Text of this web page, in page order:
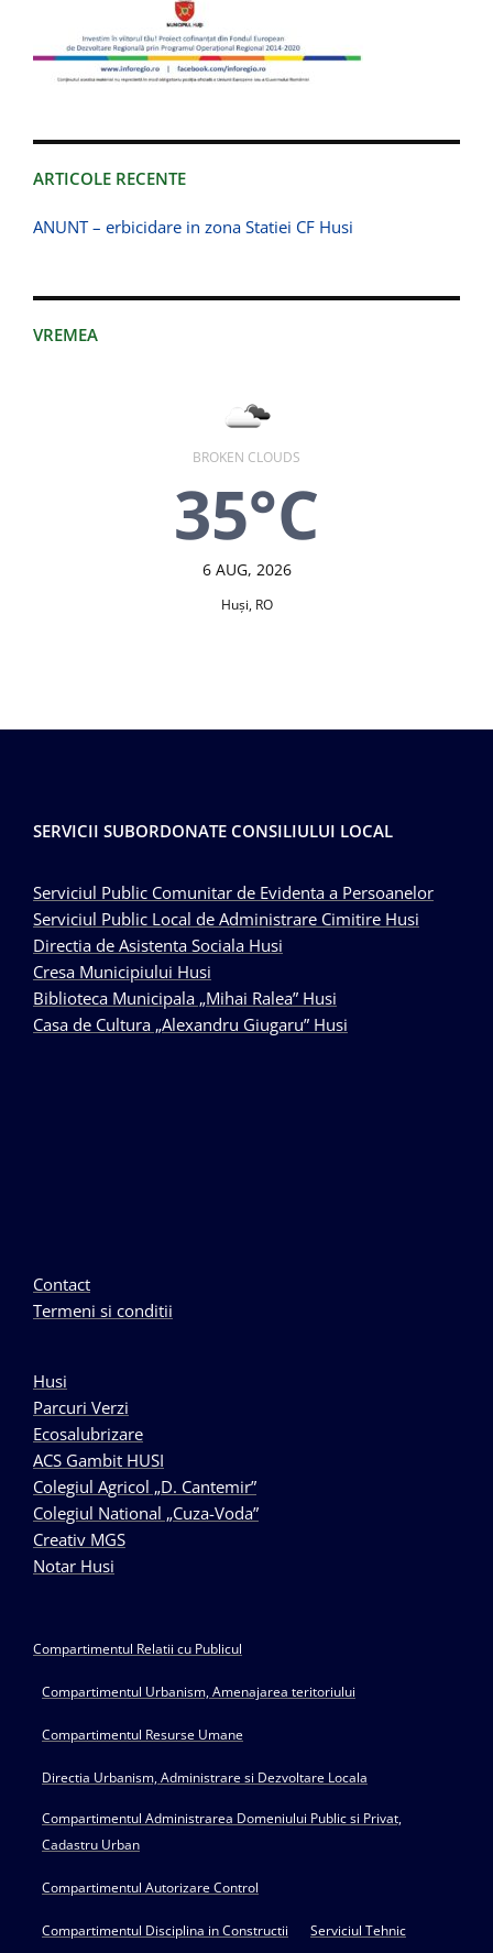
ARTICOLE RECENTE
ANUNT – erbicidare in zona Statiei CF Husi
VREMEA
BROKEN CLOUDS
35°C
6 AUG, 2026
Huşi, RO
SERVICII SUBORDONATE CONSILIULUI LOCAL
Serviciul Public Comunitar de Evidenta a Persoanelor
Serviciul Public Local de Administrare Cimitire Husi
Directia de Asistenta Sociala Husi
Cresa Municipiului Husi
Biblioteca Municipala „Mihai Ralea” Husi
Casa de Cultura „Alexandru Giugaru” Husi
Contact
Termeni si conditii
Husi
Parcuri Verzi
Ecosalubrizare
ACS Gambit HUSI
Colegiul Agricol „D. Cantemir”
Colegiul National „Cuza-Voda”
Creativ MGS
Notar Husi
Compartimentul Relatii cu Publicul
Compartimentul Urbanism, Amenajarea teritoriului
Compartimentul Resurse Umane
Directia Urbanism, Administrare si Dezvoltare Locala
Compartimentul Administrarea Domeniului Public si Privat,
Cadastru Urban
Compartimentul Autorizare Control
Compartimentul Disciplina in Constructii Serviciul Tehnic